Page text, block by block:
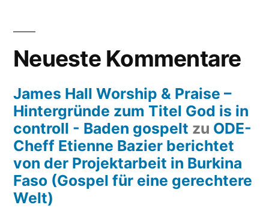
Neueste Kommentare
James Hall Worship & Praise –
Hintergründe zum Titel God is in
controll - Baden gospelt zu ODE-
Cheff Etienne Bazier berichtet
von der Projektarbeit in Burkina
Faso (Gospel für eine gerechtere
Welt)